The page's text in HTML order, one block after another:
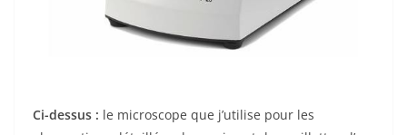
Ci-dessus : le microscope que j’utilise pour les